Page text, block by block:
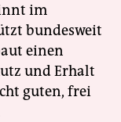
im
bundesweit
einen
und Erhalt
guten, frei